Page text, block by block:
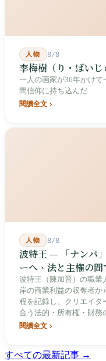
人物 8/8
李梅樹（り・ばいじ
一人の画家が36年かけ
間信仰に持ち込んだ
閱讀全文
人物 8/8
波特王 — 「ナンパ
ーへ、法と主権の
イヤー
波特王（陳加晉）の職業
岸の商業利益の収奪者か
程を記録し、クリエイタ
合う法的・所有権・財務
閱讀全文
すべての最新記事 →